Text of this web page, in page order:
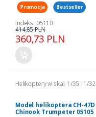
Promocja Bestseller
Indeks: 05110
360,73 PLN
414,85 PLN
Helikoptery w skali 1/35 i 1/32
Model helikoptera CH-47D
Chinook Trumpeter 05105